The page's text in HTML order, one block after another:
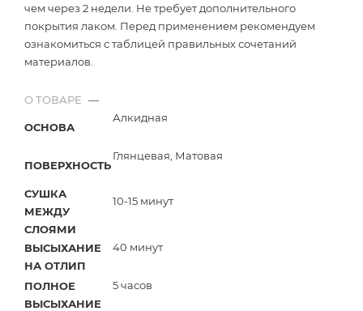
чем через 2 недели. Не требует дополнительного
покрытия лаком. Перед применением рекомендуем
ознакомиться с таблицей правильных сочетаний
материалов.
О ТОВАРЕ —
ОСНОВА
Алкидная
ПОВЕРХНОСТЬ
Глянцевая, Матовая
СУШКА
МЕЖДУ
СЛОЯМИ
10-15 минут
ВЫСЫХАНИЕ
НА ОТЛИП
40 минут
ПОЛНОЕ
ВЫСЫХАНИЕ
5 часов